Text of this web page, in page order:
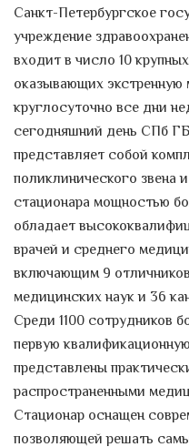
Санкт-Петербургское
учреждение
входит в число 10
оказывающих
круглосуточно все дни
сегодняшний день СПб
представляет собой
поликлинического звена
стационара мощностью
обладает
врачей и среднего
включающим 9
медицинских наук и 36
Среди 1100 сотрудников
первую
представлены
распространенными
Стационар оснащен
позволяющей решать